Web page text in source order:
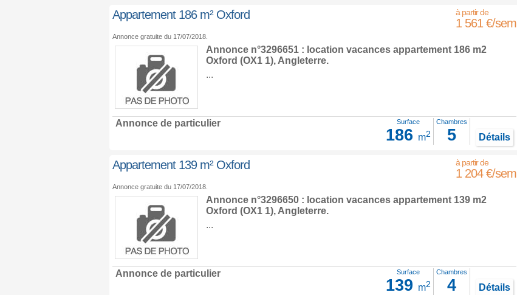
Appartement 186 m² Oxford
1 561 €/sem
Annonce gratuite du 17/07/2018.
Annonce n°3296651 : location vacances appartement 186 m2
Oxford (OX1 1), Angleterre.
...
Annonce de particulier Surface
186 m2
Chambres
5 Détails
Appartement 139 m² Oxford
1 204 €/sem
Annonce gratuite du 17/07/2018.
Annonce n°3296650 : location vacances appartement 139 m2
Oxford (OX1 1), Angleterre.
...
Annonce de particulier Surface
139 m2
Chambres
4 Détails